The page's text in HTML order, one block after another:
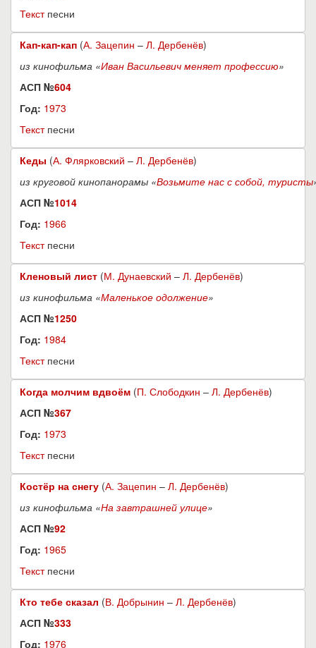
Текстпесни
Кап-кап-кап (А. Зацепин – Л. Дербенёв)
из кинофильма «Иван Васильевич меняет профессию»
АСП №604
Год: 1973
Текстпесни
Кеды (А. Флярковский – Л. Дербенёв)
из круговой кинопанорамы «Возьмите нас с собой, туристы
АСП №1014
Год: 1966
Текстпесни
Кленовый лист (М. Дунаевский – Л. Дербенёв)
из кинофильма «Маленькое одолжение»
АСП №1250
Год: 1984
Текстпесни
Когда молчим вдвоём (П. Слободкин – Л. Дербенёв)
АСП №367
Год: 1973
Текстпесни
Костёр на снегу (А. Зацепин – Л. Дербенёв)
из кинофильма «На завтрашней улице»
АСП №92
Год: 1965
Текстпесни
Кто тебе сказал (В. Добрынин – Л. Дербенёв)
АСП №333
Год: 1976